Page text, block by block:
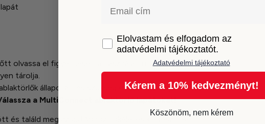
olvassa el figyelmesen a használati utasítást.
tárolja.
állapotát, és szükség esetén cserélje ki őket.
a MultiConnect ablaktörlő lapátokat!
és találd meg az autódhoz tökéletes kiegészítőket!
GDPRElolvastam és elfogadom az
adatvédelmi tájékoztatót.
Adatvédelmi tájékoztató
Kérem a 10% kedvezményt!
Köszönöm, nem kérem